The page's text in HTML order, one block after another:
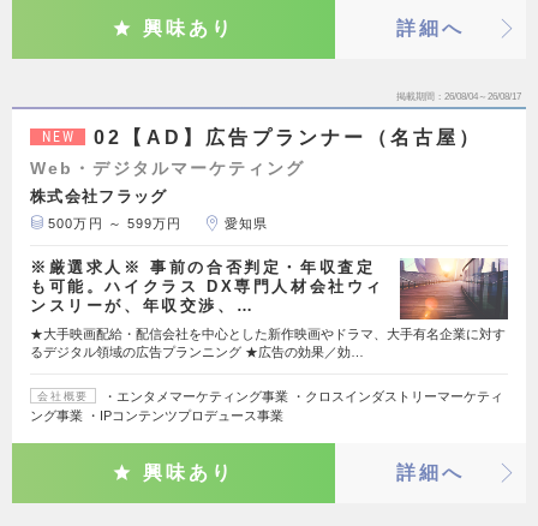
興味あり 詳細へ
掲載期間 26/08/04～26/08/17
NEW 02【AD】広告プランナー（名古屋）
Web・デジタルマーケティング
株式会社フラッグ
500万円 ～ 599万円 愛知県
※厳選求人※ 事前の合否判定・年収査定
も可能。ハイクラス DX専門人材会社ウィ
ンスリーが、年収交渉、…
★大手映画配給・配信会社を中心とした新作映画やドラマ、大手有名企業に対す
るデジタル領域の広告プランニング ★広告の効果／効…
会社概要
・エンタメマーケティング事業 ・クロスインダストリーマーケティ
ング事業 ・IPコンテンツプロデュース事業
興味あり 詳細へ